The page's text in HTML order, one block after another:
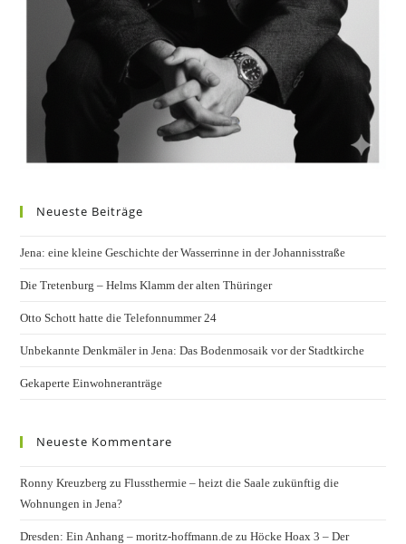
Neueste Beiträge
Jena: eine kleine Geschichte der Wasserrinne in der Johannisstraße
Die Tretenburg – Helms Klamm der alten Thüringer
Otto Schott hatte die Telefonnummer 24
Unbekannte Denkmäler in Jena: Das Bodenmosaik vor der Stadtkirche
Gekaperte Einwohneranträge
Neueste Kommentare
Ronny Kreuzberg zuFlussthermie – heizt die Saale zukünftig die
Wohnungen in Jena?
Dresden: Ein Anhang – moritz-hoffmann.de zuHöcke Hoax 3 – Der